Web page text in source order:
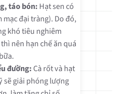
táo bón: Hạt sen có
đại tràng). Do đó,
khó tiêu nghiêm
nên hạn chế ăn quá
đường: Cà rốt và hạt
sẽ giải phóng lượng